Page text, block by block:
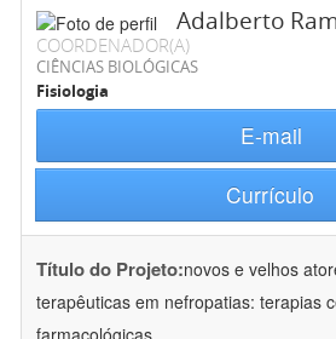
Adalberto
COORDENADOR(A)
CIÊNCIAS BIOLÓGICAS
Fisiologia
E-mail
Currículo
Título do Projeto:novos e velhos
terapêuticas em nefropatias: terapias